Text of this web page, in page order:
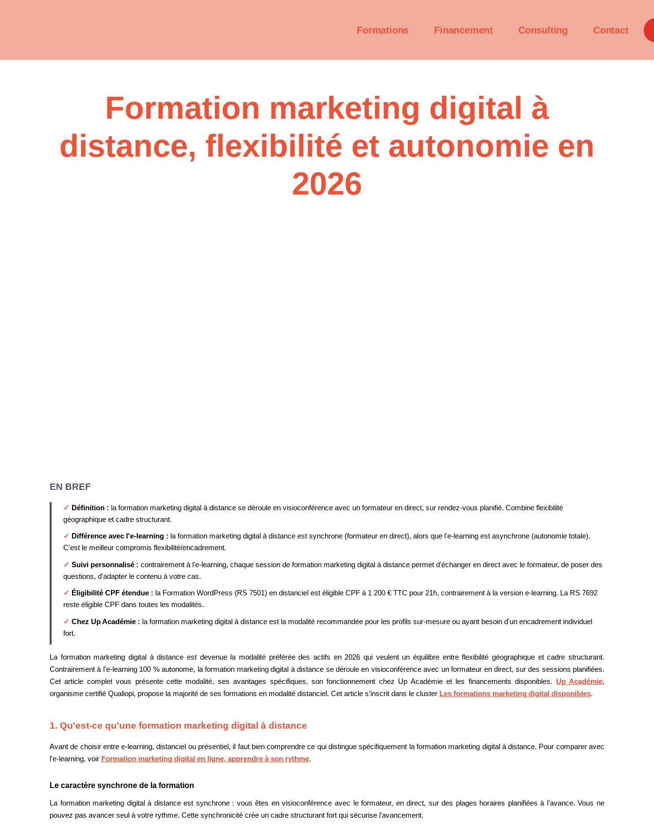
Formations Financement Consulting Contact
Formation marketing digital à
distance, flexibilité et autonomie en
2026
EN BREF
✓ Définition : la formation marketing digital à distance se déroule en visioconférence avec un formateur en direct, sur rendez-vous planifié. Combine flexibilité
géographique et cadre structurant.
✓ Différence avec l'e-learning : la formation marketing digital à distance est synchrone (formateur en direct), alors que l'e-learning est asynchrone (autonomie totale).
C'est le meilleur compromis flexibilité/encadrement.
✓ Suivi personnalisé : contrairement à l'e-learning, chaque session de formation marketing digital à distance permet d'échanger en direct avec le formateur, de poser des
questions, d'adapter le contenu à votre cas.
✓ Éligibilité CPF étendue : la Formation WordPress (RS 7501) en distanciel est éligible CPF à 1 200 € TTC pour 21h, contrairement à la version e-learning. La RS 7692
reste éligible CPF dans toutes les modalités.
✓ Chez Up Académie : la formation marketing digital à distance est la modalité recommandée pour les profils sur-mesure ou ayant besoin d'un encadrement individuel
fort.
La formation marketing digital à distance est devenue la modalité préférée des actifs en 2026 qui veulent un équilibre entre flexibilité géographique et cadre structurant.
Contrairement à l'e-learning 100 % autonome, la formation marketing digital à distance se déroule en visioconférence avec un formateur en direct, sur des sessions planifiées.
Cet article complet vous présente cette modalité, ses avantages spécifiques, son fonctionnement chez Up Académie et les financements disponibles. Up Académie,
organisme certifié Qualiopi, propose la majorité de ses formations en modalité distanciel. Cet article s'inscrit dans le cluster Les formations marketing digital disponibles.
1. Qu'est-ce qu'une formation marketing digital à distance
Avant de choisir entre e-learning, distanciel ou présentiel, il faut bien comprendre ce qui distingue spécifiquement la formation marketing digital à distance. Pour comparer avec
l'e-learning, voir Formation marketing digital en ligne, apprendre à son rythme.
Le caractère synchrone de la formation
La formation marketing digital à distance est synchrone : vous êtes en visioconférence avec le formateur, en direct, sur des plages horaires planifiées à l'avance. Vous ne
pouvez pas avancer seul à votre rythme. Cette synchronicité crée un cadre structurant fort qui sécurise l'avancement.